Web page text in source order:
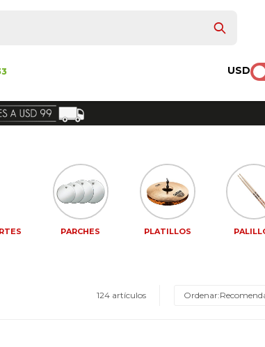
USD
PARCHES PLATILLOS
124 artículos